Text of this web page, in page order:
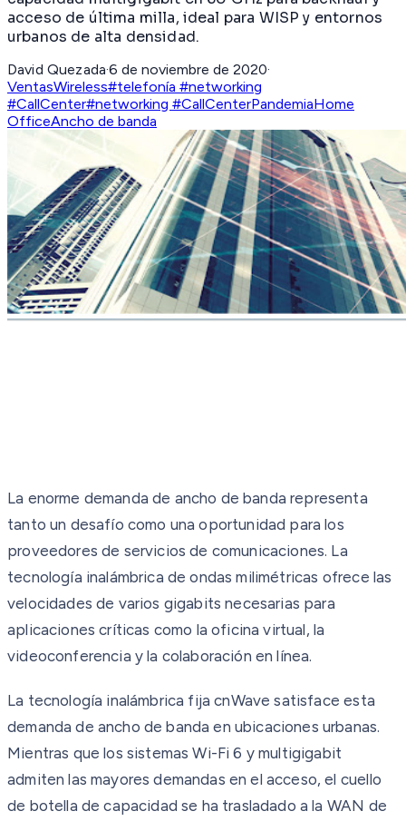
acceso de última milla, ideal para WISP y entornos
urbanos de alta densidad.
David Quezada·6 de noviembre de 2020·
VentasWireless#telefonía #networking
#CallCenter#networking #CallCenterPandemiaHome
OfficeAncho de banda
La enorme demanda de ancho de banda representa
tanto un desafío como una oportunidad para los
proveedores de servicios de comunicaciones. La
tecnología inalámbrica de ondas milimétricas ofrece las
velocidades de varios gigabits necesarias para
aplicaciones críticas como la oficina virtual, la
videoconferencia y la colaboración en línea.
La tecnología inalámbrica fija cnWave satisface esta
demanda de ancho de banda en ubicaciones urbanas.
Mientras que los sistemas Wi-Fi 6 y multigigabit
admiten las mayores demandas en el acceso, el cuello
de botella de capacidad se ha trasladado a la WAN de